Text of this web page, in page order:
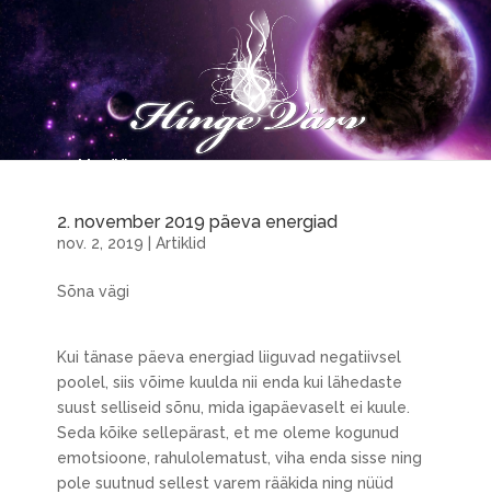
2. november 2019 päeva energiad
nov. 2, 2019 Artiklid
Sõna vägi
Kui tänase päeva energiad liiguvad negatiivsel
poolel, siis võime kuulda nii enda kui lähedaste
suust selliseid sõnu, mida igapäevaselt ei kuule.
Seda kõike sellepärast, et me oleme kogunud
emotsioone, rahulolematust, viha enda sisse ning
pole suutnud sellest varem rääkida ning nüüd